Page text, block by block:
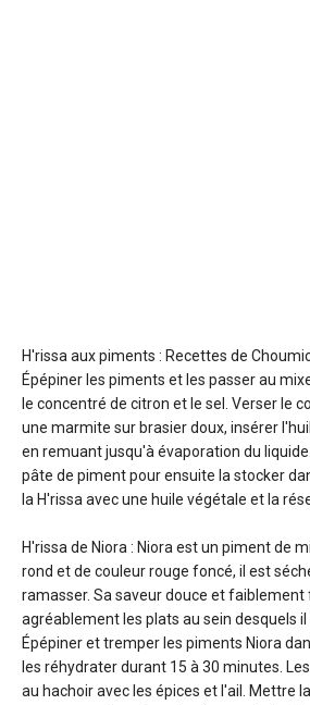
H'rissa aux piments : Recettes de
Épépiner les piments et les passer au
le concentré de citron et le sel. Verser le
une marmite sur brasier doux, insérer
en remuant jusqu'à évaporation du
pâte de piment pour ensuite la stocker
la H'rissa avec une huile végétale et la
H'rissa de Niora : Niora est un piment de
rond et de couleur rouge foncé, il est
ramasser. Sa saveur douce et faiblement
agréablement les plats au sein desquels il
Épépiner et tremper les piments Niora
les réhydrater durant 15 à 30 minutes.
au hachoir avec les épices et l'ail. Mettre